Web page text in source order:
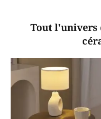
Tout l'univers